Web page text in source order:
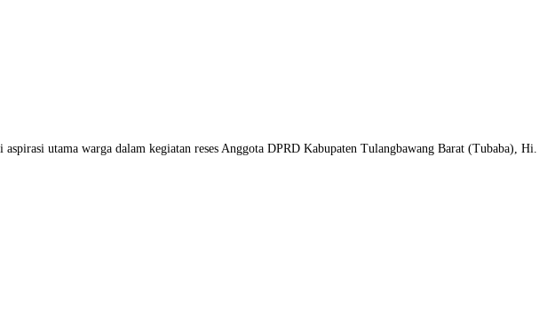
utama warga dalam kegiatan reses Anggota DPRD Kabupaten Tulangbawang Barat (Tubaba), Hi.